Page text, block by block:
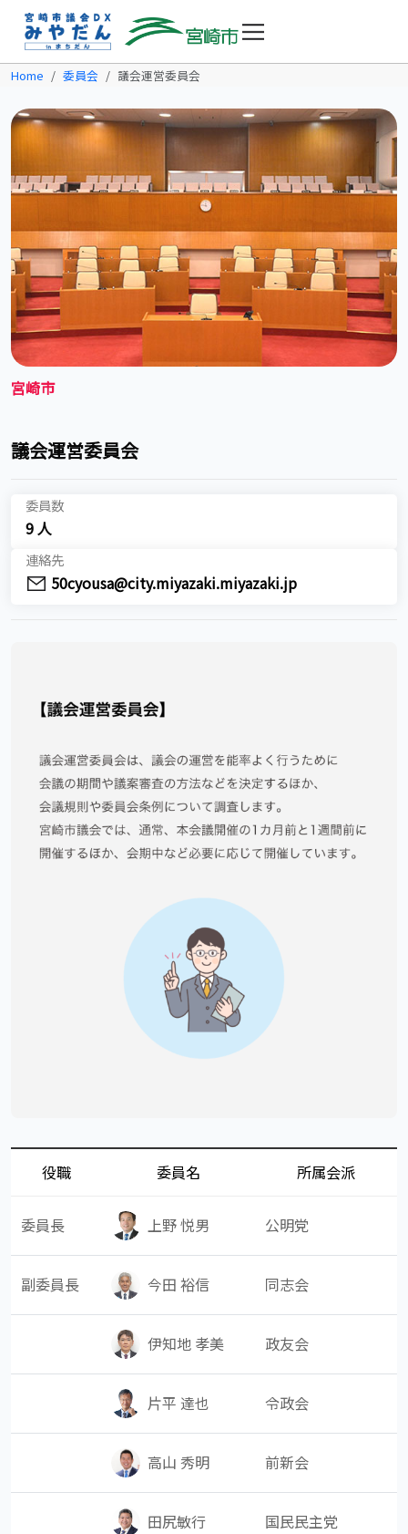
Home 委員会 議会運営委員会
宮崎市
議会運営委員会
委員数
9 人
連絡先
50cyousa@city.miyazaki.miyazaki.jp
役職 委員名 所属会派
委員長 上野 悦男 公明党
副委員長 今田 裕信 同志会
伊知地 孝美 政友会
片平 達也 令政会
高山 秀明 前新会
田尻敏行 国民民主党